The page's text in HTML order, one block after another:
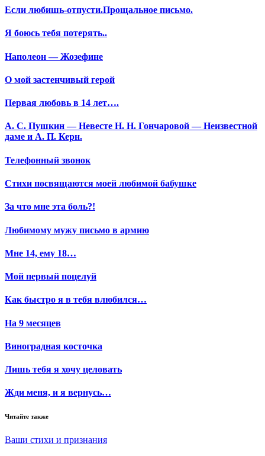
Если любишь-отпусти.Прощальное письмо.
Я боюсь тебя потерять..
Наполеон — Жозефине
О мой застенчивый герой
Первая любовь в 14 лет….
А. С. Пушкин — Невесте Н. Н. Гончаровой — Неизвестной
даме и А. П. Керн.
Телефонный звонок
Стихи посвящаются моей любимой бабушке
За что мне эта боль?!
Любимому мужу письмо в армию
Мне 14, ему 18…
Мой первый поцелуй
Как быстро я в тебя влюбился…
На 9 месяцев
Виноградная косточка
Лишь тебя я хочу целовать
Жди меня, и я вернусь…
Читайте также
Ваши стихи и признания